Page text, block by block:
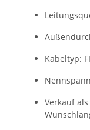
Kabeltyp:
Verkauf